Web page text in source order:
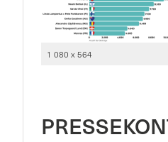
1 080 x 564